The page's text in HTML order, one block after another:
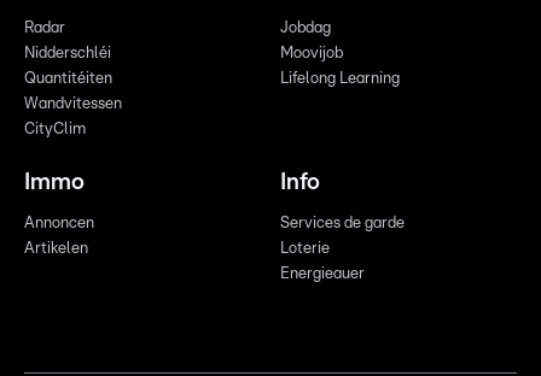
Radar
Nidderschléi
Quantitéiten
Wandvitessen
CityClim
Jobdag
Moovijob
Lifelong Learning
Immo
Annoncen
Artikelen
Info
Services de garde
Loterie
Energieauer